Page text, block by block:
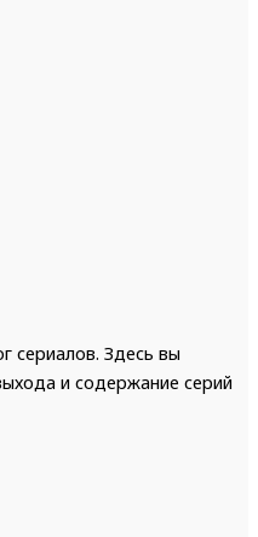
сериалов. Здесь вы
и содержание серий